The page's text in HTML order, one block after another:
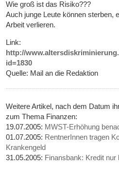
Wie groß ist das Risiko???
Auch junge Leute können sterben,
Arbeit verlieren.
Link:
http://
id=1830
Quelle: Mail an die Redaktion
Weitere Artikel, nach dem Datum
zum Thema Finanzen:
19.07.2005: MWST-Erhöhung
01.07.2005: RentnerInnen tragen
Krankengeld
31.05.2005: Finansbank: Kredit nur